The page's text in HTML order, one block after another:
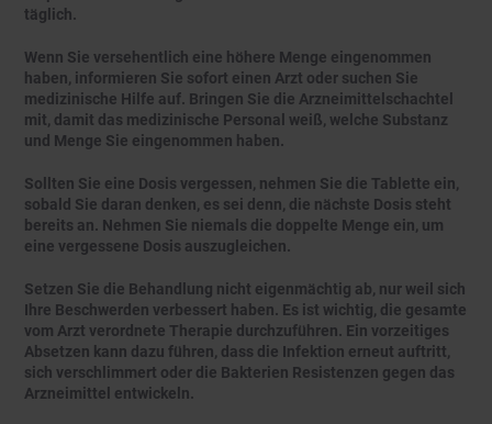
täglich.
Wenn Sie versehentlich eine höhere Menge eingenommen
haben, informieren Sie sofort einen Arzt oder suchen Sie
medizinische Hilfe auf. Bringen Sie die Arzneimittelschachtel
mit, damit das medizinische Personal weiß, welche Substanz
und Menge Sie eingenommen haben.
Sollten Sie eine Dosis vergessen, nehmen Sie die Tablette ein,
sobald Sie daran denken, es sei denn, die nächste Dosis steht
bereits an. Nehmen Sie niemals die doppelte Menge ein, um
eine vergessene Dosis auszugleichen.
Setzen Sie die Behandlung nicht eigenmächtig ab, nur weil sich
Ihre Beschwerden verbessert haben. Es ist wichtig, die gesamte
vom Arzt verordnete Therapie durchzuführen. Ein vorzeitiges
Absetzen kann dazu führen, dass die Infektion erneut auftritt,
sich verschlimmert oder die Bakterien Resistenzen gegen das
Arzneimittel entwickeln.